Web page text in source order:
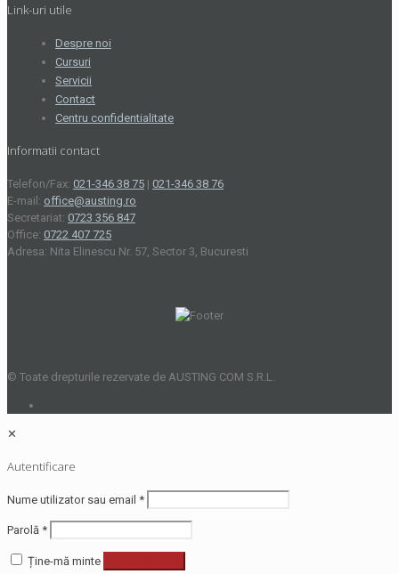
Link-uri utile
Despre noi
Cursuri
Servicii
Contact
Centru confidentialitate
Informatii contact
Telefon/Fax: 021-346 38 75 | 021-346 38 76
E-mail: office@austing.ro
Secretariat: 0723 356 847
Office: 0722 407 725
Adresa: Nita Elinescu Nr. 57, Sector 3, Bucuresti
© Toate drepturile rezervate de AUSTING COM S.R.L.
✕
Autentificare
Nume utilizator sau email *
Parolă *
Ține-mă minte